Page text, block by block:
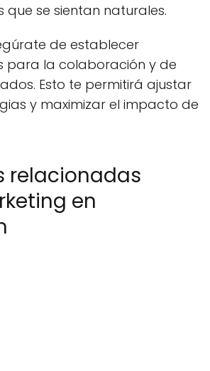
se sientan naturales.
de establecer
para la colaboración y de
Esto te permitirá ajustar
y maximizar el impacto de
relacionadas
en